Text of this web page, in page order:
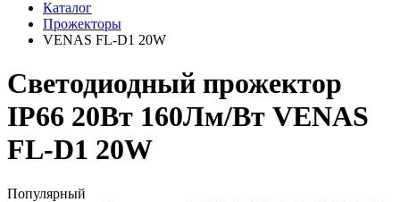
Каталог
Прожекторы
VENAS FL-D1 20W
Cветодиодный прожектор
IP66 20Вт 160Лм/Вт VENAS
FL-D1 20W
Популярный